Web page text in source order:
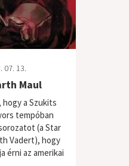
07. 13.
Maul
a Szukits
tempóban
(a Star
Vadert), hogy
érni az amerikai